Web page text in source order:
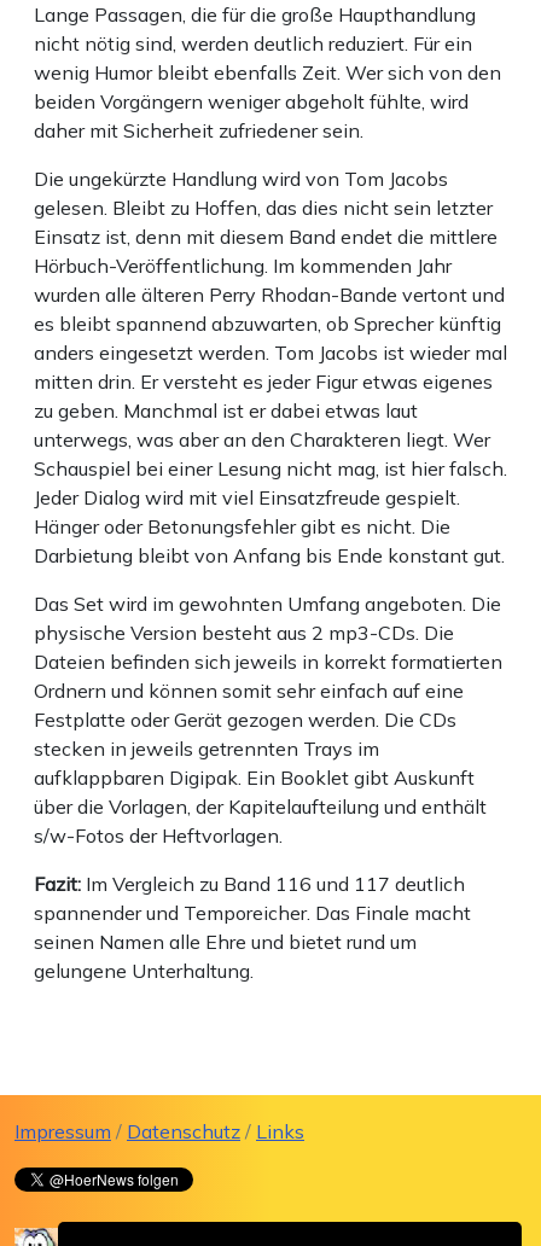
Lange Passagen, die für die große Haupthandlung
nicht nötig sind, werden deutlich reduziert. Für ein
wenig Humor bleibt ebenfalls Zeit. Wer sich von den
beiden Vorgängern weniger abgeholt fühlte, wird
daher mit Sicherheit zufriedener sein.
Die ungekürzte Handlung wird von Tom Jacobs
gelesen. Bleibt zu Hoffen, das dies nicht sein letzter
Einsatz ist, denn mit diesem Band endet die mittlere
Hörbuch-Veröffentlichung. Im kommenden Jahr
wurden alle älteren Perry Rhodan-Bande vertont und
es bleibt spannend abzuwarten, ob Sprecher künftig
anders eingesetzt werden. Tom Jacobs ist wieder mal
mitten drin. Er versteht es jeder Figur etwas eigenes
zu geben. Manchmal ist er dabei etwas laut
unterwegs, was aber an den Charakteren liegt. Wer
Schauspiel bei einer Lesung nicht mag, ist hier falsch.
Jeder Dialog wird mit viel Einsatzfreude gespielt.
Hänger oder Betonungsfehler gibt es nicht. Die
Darbietung bleibt von Anfang bis Ende konstant gut.
Das Set wird im gewohnten Umfang angeboten. Die
physische Version besteht aus 2 mp3-CDs. Die
Dateien befinden sich jeweils in korrekt formatierten
Ordnern und können somit sehr einfach auf eine
Festplatte oder Gerät gezogen werden. Die CDs
stecken in jeweils getrennten Trays im
aufklappbaren Digipak. Ein Booklet gibt Auskunft
über die Vorlagen, der Kapitelaufteilung und enthält
s/w-Fotos der Heftvorlagen.
Fazit: Im Vergleich zu Band 116 und 117 deutlich
spannender und Temporeicher. Das Finale macht
seinen Namen alle Ehre und bietet rund um
gelungene Unterhaltung.
Impressum / Datenschutz / Links